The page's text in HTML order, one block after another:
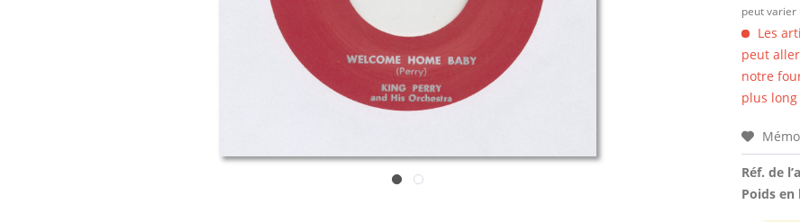
peut varier
Les
peut
notre
plus long
Réf. de
Poids en